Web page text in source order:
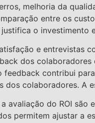
melhoria da
entre os
o
e entrevistas
dos
feedback contribui
dos colaboradores. A
avaliação do ROI
permitem ajustar a